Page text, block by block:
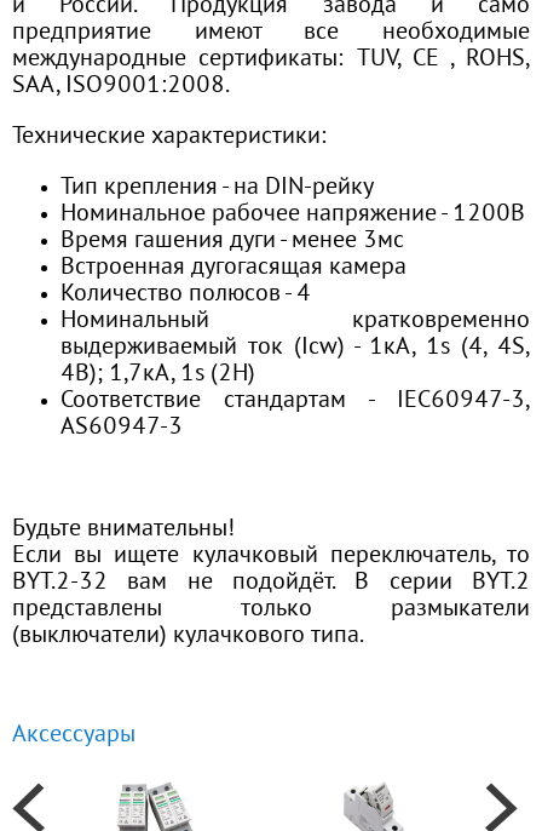
и России. Продукция завода и само
предприятие имеют все необходимые
международные сертификаты: TUV, CE , ROHS,
SAA, ISO9001:2008.
Технические характеристики:
Тип крепления - на DIN-рейку
Номинальное рабочее напряжение - 1200В
Время гашения дуги - менее 3мс
Встроенная дугогасящая камера
Количество полюсов - 4
Номинальный кратковременно
выдерживаемый ток (Icw) - 1кА, 1s (4, 4S,
4B); 1,7кА, 1s (2H)
Соответствие стандартам - IEC60947-3,
AS60947-3
Будьте внимательны!
Если вы ищете кулачковый переключатель, то
BYT.2-32 вам не подойдёт. В серии BYT.2
представлены только размыкатели
(выключатели) кулачкового типа.
Аксессуары